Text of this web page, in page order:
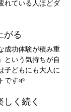
れている人ほどダ
がる
成功体験が積み重
という気持ちが自
子どもにも大人に
です🌱
く続く